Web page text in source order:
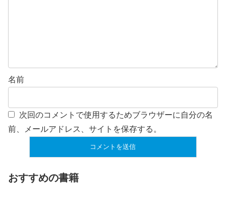
名前
次回のコメントで使用するためブラウザーに自分の名
前、メールアドレス、サイトを保存する。
おすすめの書籍